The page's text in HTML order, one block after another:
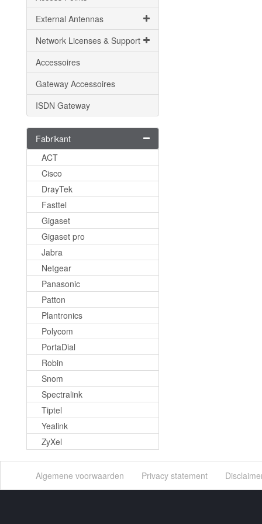
External Antennas
Network Licenses & Support
Accessoires
Gateway Accessoires
ISDN Gateway
Fabrikant
ACT
Cisco
DrayTek
Fasttel
Gigaset
Gigaset pro
Jabra
Netgear
Panasonic
Patton
Plantronics
Polycom
PortaDial
Robin
Snom
Spectralink
Tiptel
Yealink
ZyXel
Algemene voorwaarden Privacy statement